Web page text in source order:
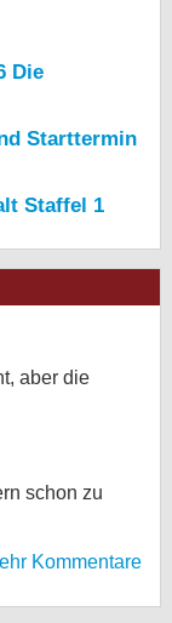
Die
Starttermin
Staffel 1
aber die
schon zu
Kommentare